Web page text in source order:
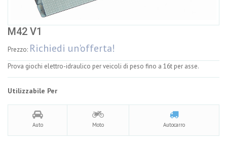
M42 V1
Prezzo:
Prova giochi elettro-idraulico per veicoli di peso fino a 16t per asse.
Utilizzabile Per
Auto Moto Autocarro